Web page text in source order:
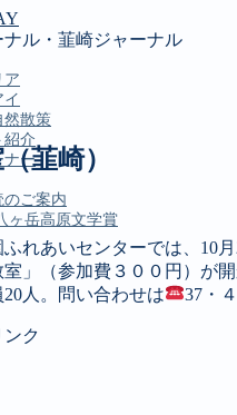
ナル・韮崎ジャーナル
ア
然散策
紹介
ナー
のご案内
ヶ岳高原文学賞
ア
イ
韮崎）
れあいセンターでは、10
」（参加費３００円）が
人。問い合わせは
37・
ク